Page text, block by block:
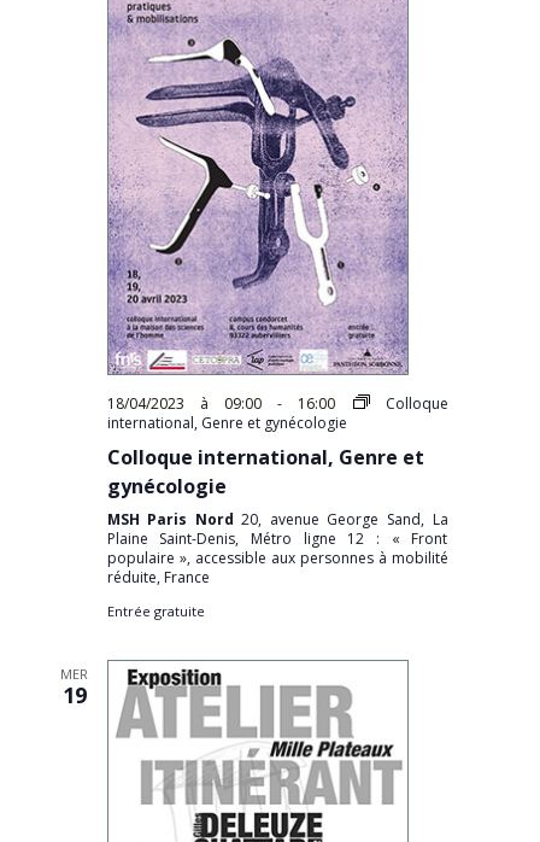
18/04/2023 à 09:00- 16:00
Colloque
international, Genre et gynécologie
Colloque international, Genre et
gynécologie
MSH Paris Nord20, avenue George Sand, La
Plaine Saint-Denis, Métro ligne 12 : « Front
populaire », accessible aux personnes à mobilité
réduite, France
Entrée gratuite
MER
19